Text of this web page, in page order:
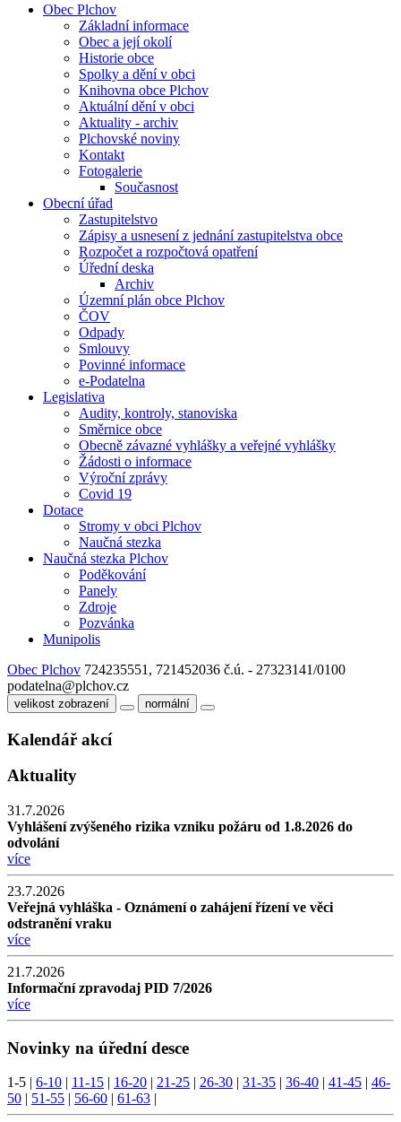
Obec Plchov
Základní informace
Obec a její okolí
Historie obce
Spolky a dění v obci
Knihovna obce Plchov
Aktuální dění v obci
Aktuality - archiv
Plchovské noviny
Kontakt
Fotogalerie
Současnost
Obecní úřad
Zastupitelstvo
Zápisy a usnesení z jednání zastupitelstva obce
Rozpočet a rozpočtová opatření
Úřední deska
Archiv
Územní plán obce Plchov
ČOV
Odpady
Smlouvy
Povinné informace
e-Podatelna
Legislativa
Audity, kontroly, stanoviska
Směrnice obce
Obecně závazné vyhlášky a veřejné vyhlášky
Žádosti o informace
Výroční zprávy
Covid 19
Dotace
Stromy v obci Plchov
Naučná stezka
Naučná stezka Plchov
Poděkování
Panely
Zdroje
Pozvánka
Munipolis
Obec Plchov 724235551, 721452036 č.ú. - 27323141/0100
podatelna@plchov.cz
velikost zobrazení normální
Kalendář akcí
Aktuality
31.7.2026
Vyhlášení zvýšeného rizika vzniku požáru od 1.8.2026 do
odvolání
více
23.7.2026
Veřejná vyhláška - Oznámení o zahájení řízení ve věci
odstranění vraku
více
21.7.2026
Informační zpravodaj PID 7/2026
více
Novinky na úřední desce
1-5 6-10 11-15 16-20 21-25 26-30 31-35 36-40 41-45
46-
50
51-55 56-60 61-63